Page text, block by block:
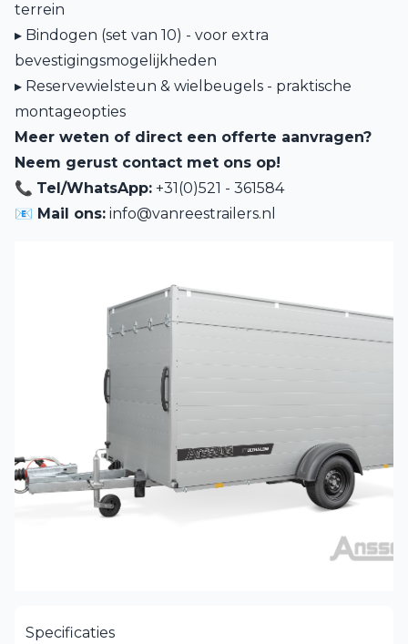
terrein
▸ Bindogen (set van 10) - voor extra
bevestigingsmogelijkheden
▸ Reservewielsteun & wielbeugels - praktische
montageopties
Meer weten of direct een offerte aanvragen?
Neem gerust contact met ons op!
📞 Tel/WhatsApp: +31(0)521 - 361584
📧 Mail ons: info@vanreestrailers.nl
Specificaties